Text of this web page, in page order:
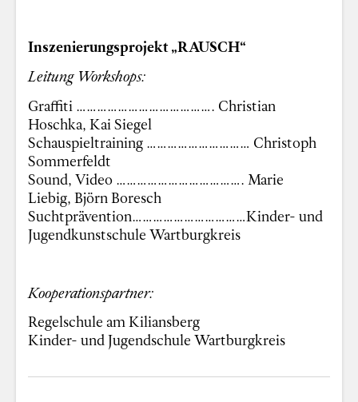
Inszenierungsprojekt „RAUSCH“
Leitung Workshops:
Graffiti …………………………………. Christian
Hoschka, Kai Siegel
Schauspieltraining ………………………… Christoph
Sommerfeldt
Sound, Video ………………………………. Marie
Liebig, Björn Boresch
Suchtprävention……………………………Kinder- und
Jugendkunstschule Wartburgkreis
Kooperationspartner:
Regelschule am Kiliansberg
Kinder- und Jugendschule Wartburgkreis